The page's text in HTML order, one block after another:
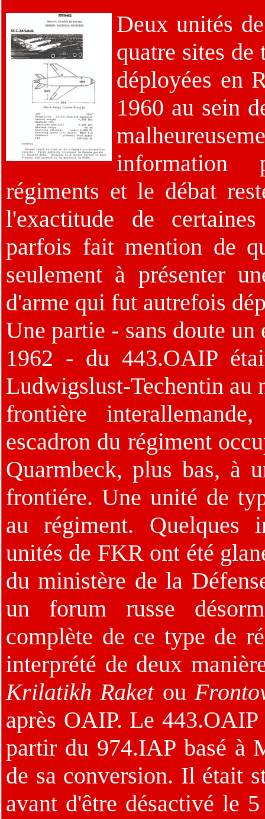
Deux unités
quatre sites de
déployées en
1960 au sein
information
régiments et le débat
l'exactitude de
parfois fait mention de
seulement à présenter
d'arme qui fut autrefois
Une partie - sans doute
1962 - du 443.OAIP
Ludwigslust-Techentin au
frontière
escadron du régiment
Quarmbeck, plus bas, à
frontiére. Une unité de
au régiment. Quelques
unités de FKR ont été
du ministère de la
un forum russe
complète de ce type de
interprété de deux
Krilatikh Raketou
après OAIP. Le
partir du 974.IAP basé à
de sa conversion. Il était
avant d'être désactivé le